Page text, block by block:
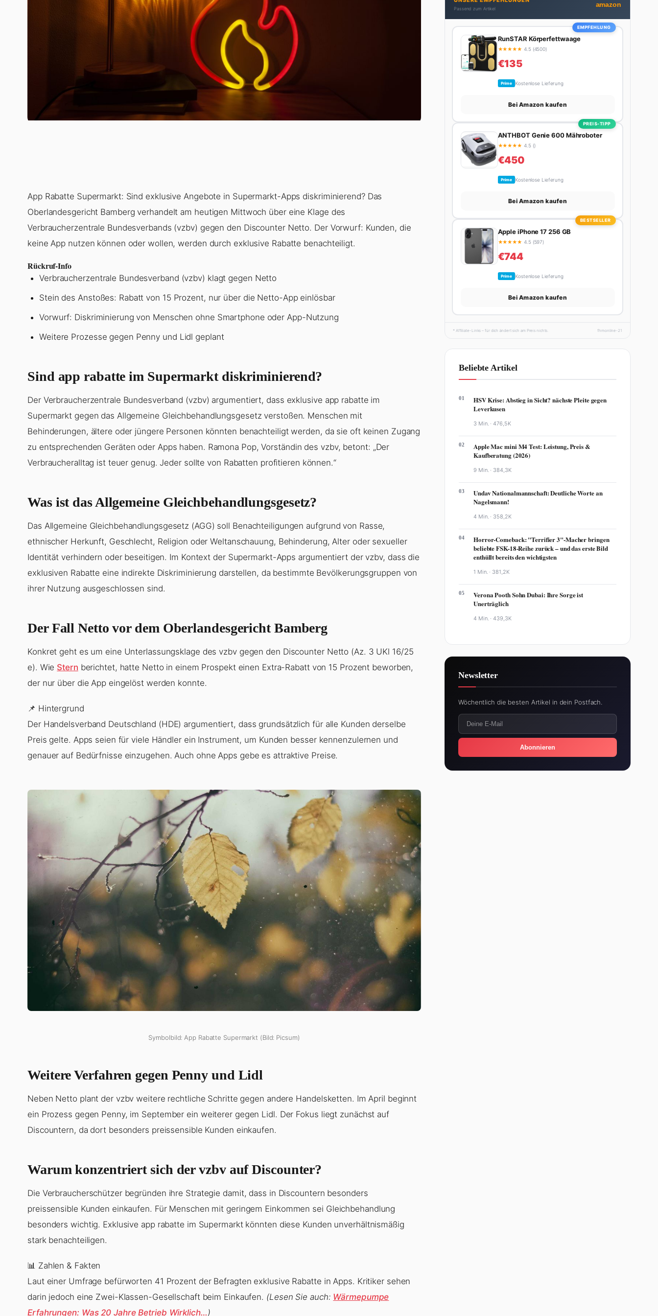
App Rabatte Supermarkt: Sind exklusive Angebote in Supermarkt-Apps diskriminierend? Das
Oberlandesgericht Bamberg verhandelt am heutigen Mittwoch über eine Klage des
Verbraucherzentrale Bundesverbands (vzbv) gegen den Discounter Netto. Der Vorwurf: Kunden, die
keine App nutzen können oder wollen, werden durch exklusive Rabatte benachteiligt.
Rückruf-Info
Verbraucherzentrale Bundesverband (vzbv) klagt gegen Netto
Stein des Anstoßes: Rabatt von 15 Prozent, nur über die Netto-App einlösbar
Vorwurf: Diskriminierung von Menschen ohne Smartphone oder App-Nutzung
Weitere Prozesse gegen Penny und Lidl geplant
Sind app rabatte im Supermarkt diskriminierend?
Der Verbraucherzentrale Bundesverband (vzbv) argumentiert, dass exklusive app rabatte im
Supermarkt gegen das Allgemeine Gleichbehandlungsgesetz verstoßen. Menschen mit
Behinderungen, ältere oder jüngere Personen könnten benachteiligt werden, da sie oft keinen Zugang
zu entsprechenden Geräten oder Apps haben. Ramona Pop, Vorständin des vzbv, betont: „Der
Verbraucheralltag ist teuer genug. Jeder sollte von Rabatten profitieren können.“
Was ist das Allgemeine Gleichbehandlungsgesetz?
Das Allgemeine Gleichbehandlungsgesetz (AGG) soll Benachteiligungen aufgrund von Rasse,
ethnischer Herkunft, Geschlecht, Religion oder Weltanschauung, Behinderung, Alter oder sexueller
Identität verhindern oder beseitigen. Im Kontext der Supermarkt-Apps argumentiert der vzbv, dass die
exklusiven Rabatte eine indirekte Diskriminierung darstellen, da bestimmte Bevölkerungsgruppen von
ihrer Nutzung ausgeschlossen sind.
Der Fall Netto vor dem Oberlandesgericht Bamberg
Konkret geht es um eine Unterlassungsklage des vzbv gegen den Discounter Netto (Az. 3 UKl 16/25
e). Wie Stern berichtet, hatte Netto in einem Prospekt einen Extra-Rabatt von 15 Prozent beworben,
der nur über die App eingelöst werden konnte.
📌 Hintergrund
Der Handelsverband Deutschland (HDE) argumentiert, dass grundsätzlich für alle Kunden derselbe
Preis gelte. Apps seien für viele Händler ein Instrument, um Kunden besser kennenzulernen und
genauer auf Bedürfnisse einzugehen. Auch ohne Apps gebe es attraktive Preise.
Symbolbild: App Rabatte Supermarkt (Bild: Picsum)
Weitere Verfahren gegen Penny und Lidl
Neben Netto plant der vzbv weitere rechtliche Schritte gegen andere Handelsketten. Im April beginnt
ein Prozess gegen Penny, im September ein weiterer gegen Lidl. Der Fokus liegt zunächst auf
Discountern, da dort besonders preissensible Kunden einkaufen.
Warum konzentriert sich der vzbv auf Discounter?
Die Verbraucherschützer begründen ihre Strategie damit, dass in Discountern besonders
preissensible Kunden einkaufen. Für Menschen mit geringem Einkommen sei Gleichbehandlung
besonders wichtig. Exklusive app rabatte im Supermarkt könnten diese Kunden unverhältnismäßig
stark benachteiligen.
📊 Zahlen & Fakten
Laut einer Umfrage befürworten 41 Prozent der Befragten exklusive Rabatte in Apps. Kritiker sehen
darin jedoch eine Zwei-Klassen-Gesellschaft beim Einkaufen. (Lesen Sie auch: Wärmepumpe
Erfahrungen: Was 20 Jahre Betrieb Wirklich…)
Promi-Welt aufspürt oder die besten Lifestyle-
Empfehlungen zusammenstellt, findet man ihn
beim Wandern in den Schweizer Alpen, am Grill mit
Freunden oder auf der Suche nach dem perfekten
Espresso. Sein Motto: Lieber einmal richtig als
zehnmal halb.
Passend zum Artikel
amazon
EMPFEHLUNG
RunSTAR Körperfettwaage
★★★★★ 4.5 (4500)
€135
Prime Kostenlose Lieferung
Bei Amazon kaufen
PREIS-TIPP
ANTHBOT Genie 600 Mähroboter
★★★★★ 4.5 ()
€450
Prime Kostenlose Lieferung
Bei Amazon kaufen
BESTSELLER
Apple iPhone 17 256 GB
★★★★★ 4.5 (597)
€744
Prime Kostenlose Lieferung
Bei Amazon kaufen
* Affiliate-Links – für dich ändert sich am Preis nichts. fhmonline-21
Beliebte Artikel
01
HSV Krise: Abstieg in Sicht? nächste Pleite gegen
Leverkusen
3 Min. ·476,5K
02
Apple Mac mini M4 Test: Leistung, Preis &
Kaufberatung (2026)
9 Min. · 384,3K
03
Undav Nationalmannschaft: Deutliche Worte an
Nagelsmann!
4 Min. · 358,2K
04
Horror-Comeback: "Terrifier 3"-Macher bringen
beliebte FSK-18-Reihe zurück – und das erste Bild
enthüllt bereits den wichtigsten
1 Min. · 381,2K
05
Verona Pooth Sohn Dubai: Ihre Sorge ist
Unerträglich
4 Min. ·439,3K
Newsletter
Wöchentlich die besten Artikel in dein Postfach.
Abonnieren